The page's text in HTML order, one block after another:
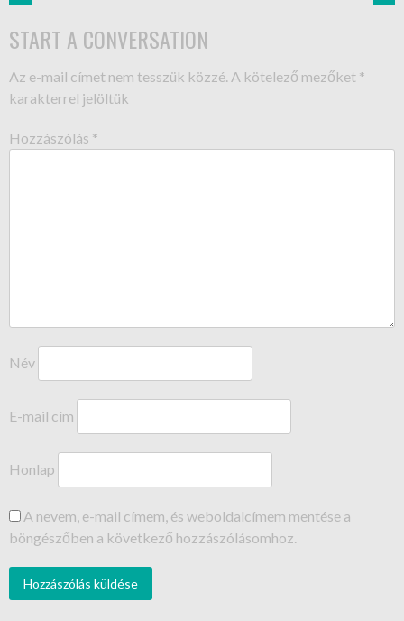
START A CONVERSATION
Az e-mail címet nem tesszük közzé. A kötelező mezőket *
karakterrel jelöltük
Hozzászólás *
Név
E-mail cím
Honlap
A nevem, e-mail címem, és weboldalcímem mentése a
böngészőben a következő hozzászólásomhoz.